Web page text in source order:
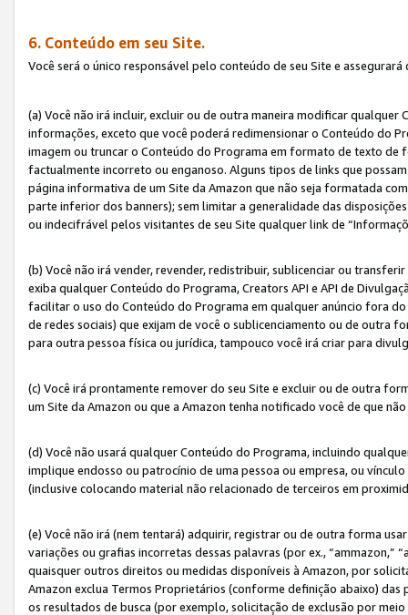
6. Conteúdo em seu Site.
Você será o único responsável pelo conteúdo de seu Site e assegurará
(a) Você não irá incluir, excluir ou de outra maneira modificar
informações, exceto que você poderá redimensionar o Conteúdo do
imagem ou truncar o Conteúdo do Programa em formato de texto
factualmente incorreto ou enganoso. Alguns tipos de links que
página informativa de um Site da Amazon que não seja formatada
parte inferior dos banners); sem limitar a generalidade das
ou indecifrável pelos visitantes de seu Site qualquer link de
(b) Você não irá vender, revender, redistribuir, sublicenciar ou
exiba qualquer Conteúdo do Programa, Creators API e API de
facilitar o uso do Conteúdo do Programa em qualquer anúncio fora
de redes sociais) que exijam de você o sublicenciamento ou de outra
para outra pessoa física ou jurídica, tampouco você irá criar para
(c) Você irá prontamente remover do seu Site e excluir ou de outra
um Site da Amazon ou que a Amazon tenha notificado você de que
(d) Você não usará qualquer Conteúdo do Programa, incluindo
implique endosso ou patrocínio de uma pessoa ou empresa, ou
(inclusive colocando material não relacionado de terceiros em
(e) Você não irá (nem tentará) adquirir, registrar ou de outra forma
variações ou grafias incorretas dessas palavras (por ex., “ammazon,”
quaisquer outros direitos ou medidas disponíveis à Amazon, por
Amazon exclua Termos Proprietários (conforme definição abaixo)
os resultados de busca (por exemplo, solicitação de exclusão por